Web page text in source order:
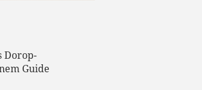
Dorop-
Guide